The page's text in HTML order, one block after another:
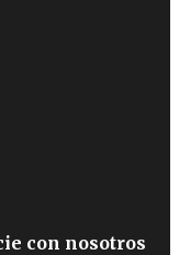
con nosotros